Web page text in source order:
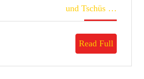
… und Tschüs
Tschüs
Read Full
Read
Full